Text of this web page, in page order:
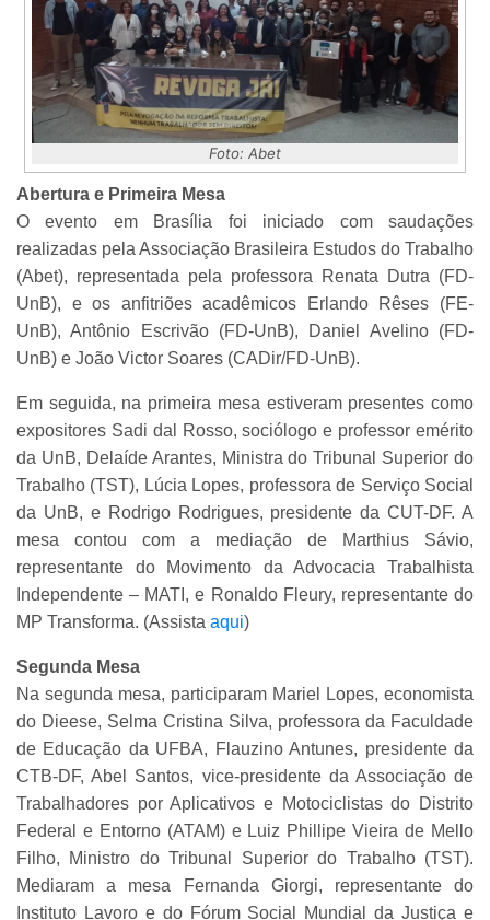
Foto: Abet
Abertura e Primeira Mesa
O evento em Brasília foi iniciado com saudações
realizadas pela Associação Brasileira Estudos do Trabalho
(Abet), representada pela professora Renata Dutra (FD-
UnB), e os anfitriões acadêmicos Erlando Rêses (FE-
UnB), Antônio Escrivão (FD-UnB), Daniel Avelino (FD-
UnB) e João Victor Soares (CADir/FD-UnB).
Em seguida, na primeira mesa estiveram presentes como
expositores Sadi dal Rosso, sociólogo e professor emérito
da UnB, Delaíde Arantes, Ministra do Tribunal Superior do
Trabalho (TST), Lúcia Lopes, professora de Serviço Social
da UnB, e Rodrigo Rodrigues, presidente da CUT-DF. A
mesa contou com a mediação de Marthius Sávio,
representante do Movimento da Advocacia Trabalhista
Independente – MATI, e Ronaldo Fleury, representante do
MP Transforma. (Assista aqui)
Segunda Mesa
Na segunda mesa, participaram Mariel Lopes, economista
do Dieese, Selma Cristina Silva, professora da Faculdade
de Educação da UFBA, Flauzino Antunes, presidente da
CTB-DF, Abel Santos, vice-presidente da Associação de
Trabalhadores por Aplicativos e Motociclistas do Distrito
Federal e Entorno (ATAM) e Luiz Phillipe Vieira de Mello
Filho, Ministro do Tribunal Superior do Trabalho (TST).
Mediaram a mesa Fernanda Giorgi, representante do
Instituto Lavoro e do Fórum Social Mundial da Justiça e